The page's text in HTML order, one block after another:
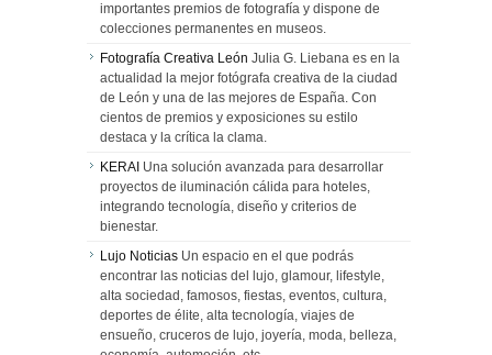
importantes premios de fotografía y dispone de
colecciones permanentes en museos.
Fotografía Creativa León Julia G. Liebana es en la
actualidad la mejor fotógrafa creativa de la ciudad
de León y una de las mejores de España. Con
cientos de premios y exposiciones su estilo
destaca y la crítica la clama.
KERAI Una solución avanzada para desarrollar
proyectos de iluminación cálida para hoteles,
integrando tecnología, diseño y criterios de
bienestar.
Lujo Noticias Un espacio en el que podrás
encontrar las noticias del lujo, glamour, lifestyle,
alta sociedad, famosos, fiestas, eventos, cultura,
deportes de élite, alta tecnología, viajes de
ensueño, cruceros de lujo, joyería, moda, belleza,